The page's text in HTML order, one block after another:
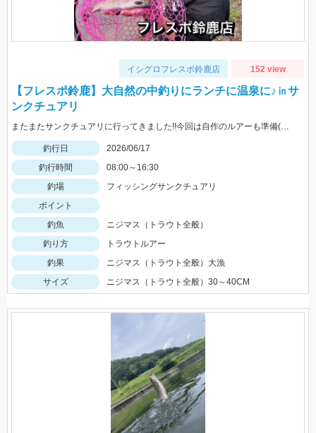
イシグロフレスポ鈴鹿店 152 view
【フレスポ鈴鹿】大自然の中釣りにランチに温泉に♪㏌サ
ンクチュアリ
またまたサンクチュアリに行ってきました!!今回は自作のルアーも準備(笑)またまた大爆釣で一日楽しめました!!HITルアーはなんでも!!
釣行日
2026/06/17
釣行時間
08:00～16:30
釣場
フィッシングサンクチュアリ
ポイント
釣魚
ニジマス（トラウト全般）
釣り方
トラウトルアー
釣果
ニジマス（トラウト全般）大漁
サイズ
ニジマス（トラウト全般）30～40CM